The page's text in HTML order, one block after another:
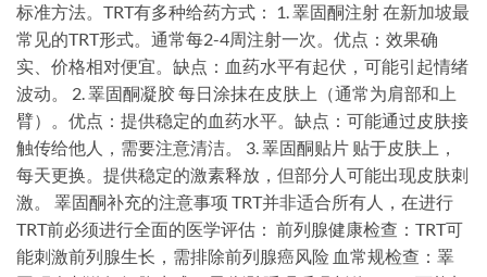
标准方法。TRT有多种给药方式： 1. 睪固酮注射 在新加坡最
常见的TRT形式。通常每2-4周注射一次。优点：效果确
实、价格相对便宜。缺点：血药水平有起伏，可能引起情绪
波动。 2. 睪固酮凝胶 每日涂抹在皮肤上（通常为肩部和上
臂）。优点：提供稳定的血药水平。缺点：可能通过皮肤接
触传给他人，需要注意清洁。 3. 睪固酮贴片 贴于皮肤上，
每天更换。提供稳定的激素释放，但部分人可能出现皮肤刺
激。 睪固酮补充的注意事项 TRT并非适合所有人，在进行
TRT前必须进行全面的医学评估： 前列腺健康检查：TRT可
能刺激前列腺生长，需排除前列腺癌风险 血常规检查：睪